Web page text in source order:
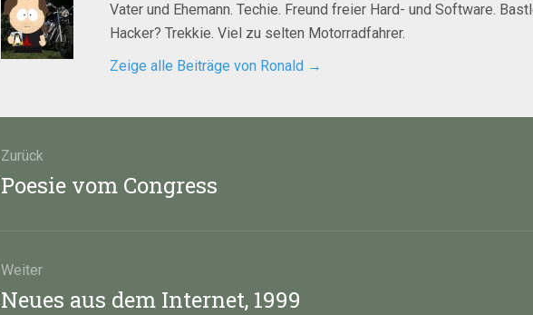
Vater und Ehemann. Techie. Freund freier Hard- und Software.
Hacker? Trekkie. Viel zu selten Motorradfahrer.
Zeige alle Beiträge von Ronald →
Zurück
Vorheriger
Poesie vom Congress
Weiter
Nächster
Neues aus dem Internet, 1999